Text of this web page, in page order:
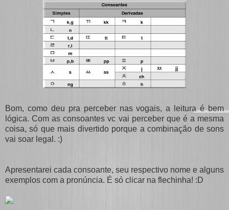
Bom, como deu pra perceber nas vogais, a leitura é bem
lógica. Com as consoantes vc vai perceber que é a mesma
coisa, só que mais divertido porque a combinação de sons
vai soar legal. :)
Apresentarei cada consoante, seu respectivo nome e alguns
exemplos com a pronúncia. É só clicar na flechinha! :D